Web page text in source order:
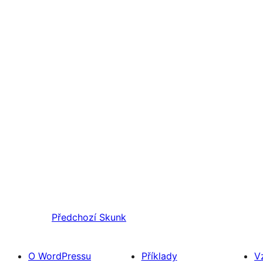
Předchozí Skunk
O WordPressu Příklady